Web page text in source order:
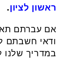
ראשון לציון.
אם עברתם
ודאי חשבתם
במדריך